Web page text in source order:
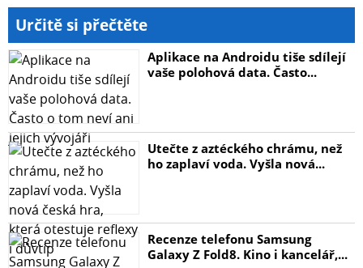
Určitě si přečtěte
Aplikace na Androidu tiše sdílejí
vaše polohová data. Často...
Utečte z aztéckého chrámu, než
ho zaplaví voda. Vyšla nová...
Recenze telefonu Samsung
Galaxy Z Fold8. Kino i kancelář,...